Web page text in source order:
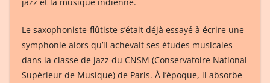
Le saxophoniste-flûtiste s’était déjà essayé à écrire une
symphonie alors qu’il achevait ses études musicales
dans la classe de jazz du CNSM (Conservatoire National
Supérieur de Musique) de Paris. À l’époque, il absorbe